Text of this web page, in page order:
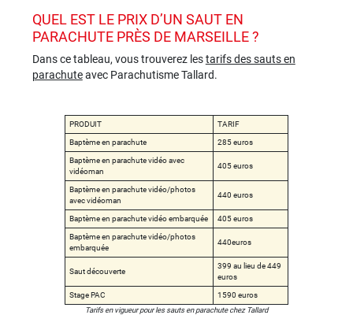
QUEL EST LE PRIX D’UN SAUT EN
PARACHUTE PRÈS DE MARSEILLE ?
Dans ce tableau, vous trouverez lestarifs des sauts en
parachuteavec Parachutisme Tallard.
PRODUIT TARIF
Baptème en parachute 285 euros
Baptème en parachute vidéo avec
vidéoman
405 euros
Baptème en parachute vidéo/photos
avec vidéoman
440 euros
Baptème en parachute vidéo embarquée 405 euros
Baptème en parachute vidéo/photos
embarquée
440euros
Saut découverte
399 au lieu de 449
euros
Stage PAC
1590 euros
Tarifs en vigueur pour les sauts en parachute chez Tallard